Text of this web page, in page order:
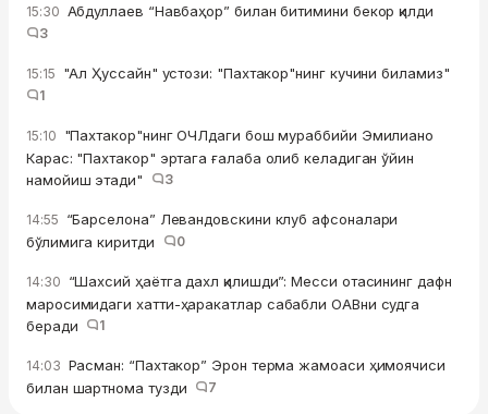
15:30 Абдуллаев “Навбаҳор” билан битимини бекор қилди
3
15:15 "Ал Ҳуссайн" устози: "Пахтакор"нинг кучини биламиз"
1
15:10 "Пахтакор"нинг ОЧЛдаги бош мураббийи Эмилиано
Карас: "Пахтакор" эртага ғалаба олиб келадиган ўйин
намойиш этади"
3
14:55 “Барселона” Левандовскини клуб афсоналари
бўлимига киритди
0
14:30 “Шахсий ҳаётга дахл қилишди”: Месси отасининг дафн
маросимидаги хатти-ҳаракатлар сабабли ОАВни судга
беради
1
14:03 Расман: “Пахтакор” Эрон терма жамоаси ҳимоячиси
билан шартнома тузди
7